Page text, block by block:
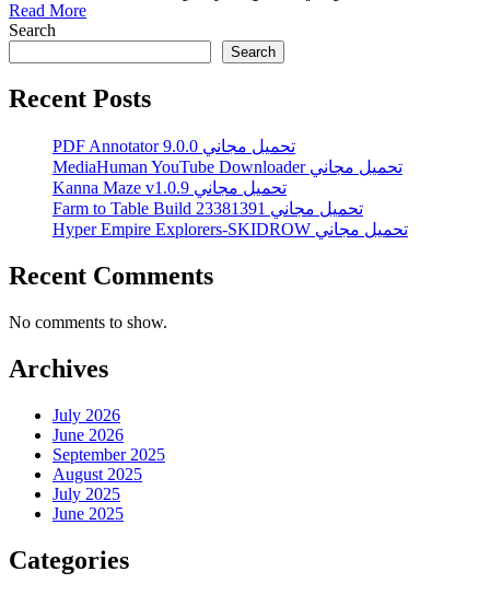
Read More
Search
Search
Recent Posts
PDF Annotator 9.0.0 تحميل مجاني
MediaHuman YouTube Downloader تحميل مجاني
Kanna Maze v1.0.9 تحميل مجاني
Farm to Table Build 23381391 تحميل مجاني
Hyper Empire Explorers-SKIDROW تحميل مجاني
Recent Comments
No comments to show.
Archives
July 2026
June 2026
September 2025
August 2025
July 2025
June 2025
Categories